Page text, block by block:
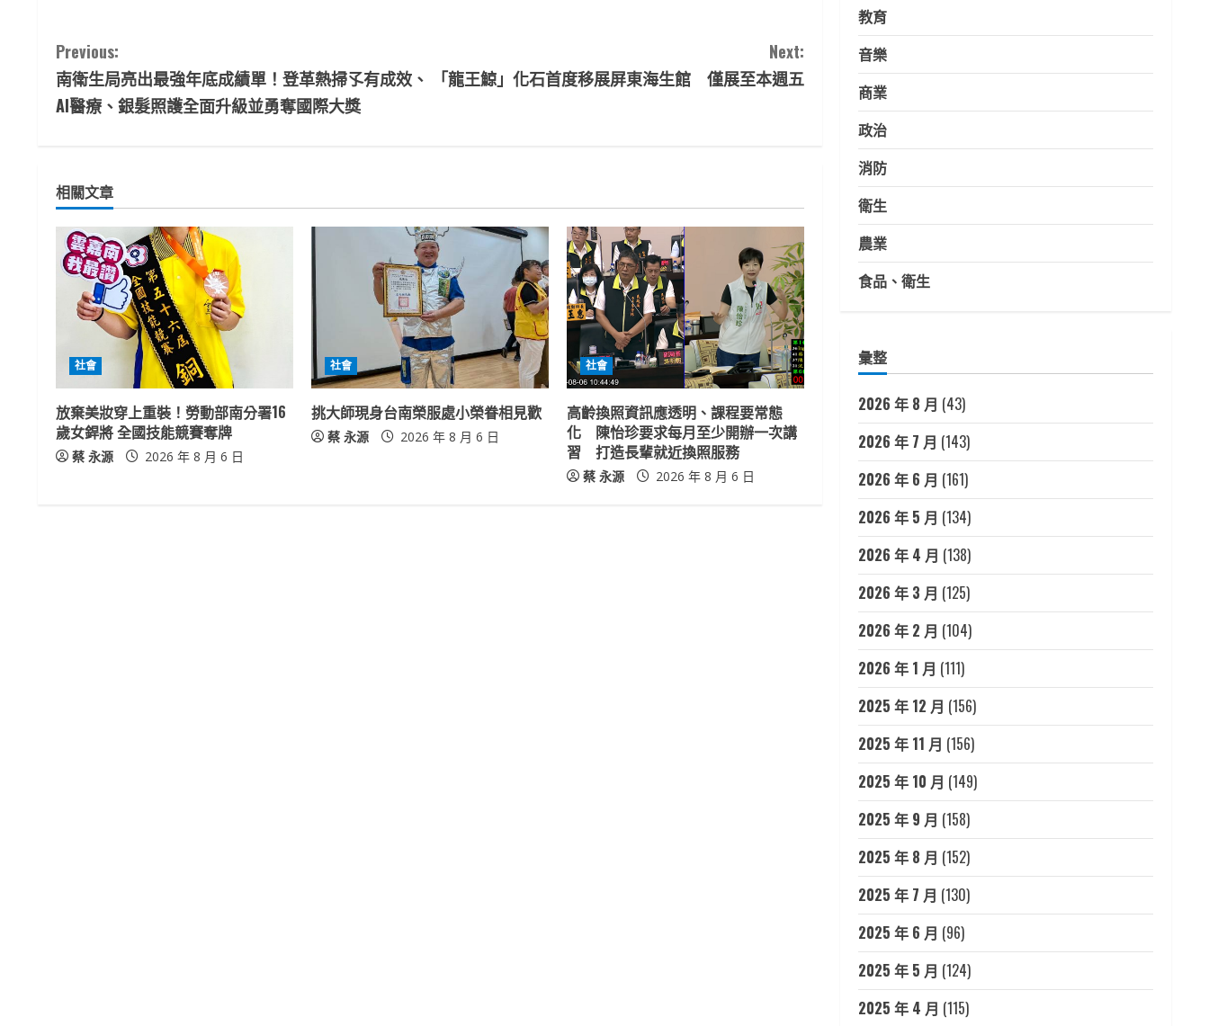
C
o
i
n
u
R
e
a
d
Previous:
南衛生局亮出最強年底成績單！登革熱掃孓有成效、
AI醫療、銀髮照護全面升級並勇奪國際大獎
Next:
「龍王鯨」化石首度移展屏東海生館 僅展至本週五
相關文章
社會
放棄美妝穿上重裝！勞動部南分署16
歲女銲將 全國技能競賽奪牌
蔡 永源 2026 年 8 月 6 日
社會
挑大師現身台南榮服處小榮眷相見歡
蔡 永源 2026 年 8 月 6 日
社會
高齡換照資訊應透明、課程要常態
化 陳怡珍要求每月至少開辦一次講
習 打造長輩就近換照服務
蔡 永源 2026 年 8 月 6 日
教育
音樂
商業
政治
消防
衛生
農業
食品、衛生
彙整
2026 年 8 月 (43)
2026 年 7 月 (143)
2026 年 6 月 (161)
2026 年 5 月 (134)
2026 年 4 月 (138)
2026 年 3 月 (125)
2026 年 2 月 (104)
2026 年 1 月 (111)
2025 年 12 月 (156)
2025 年 11 月 (156)
2025 年 10 月 (149)
2025 年 9 月 (158)
2025 年 8 月 (152)
2025 年 7 月 (130)
2025 年 6 月 (96)
2025 年 5 月 (124)
2025 年 4 月 (115)